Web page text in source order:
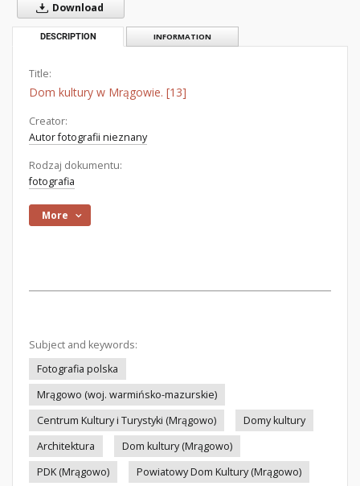
Download
DESCRIPTION INFORMATION
Title:
Dom kultury w Mrągowie. [13]
Creator:
Autor fotografii nieznany
Rodzaj dokumentu:
fotografia
More
Subject and keywords:
Fotografia polska
Mrągowo (woj. warmińsko-mazurskie)
Centrum Kultury i Turystyki (Mrągowo)
Domy kultury
Architektura
Dom kultury (Mrągowo)
PDK (Mrągowo)
Powiatowy Dom Kultury (Mrągowo)